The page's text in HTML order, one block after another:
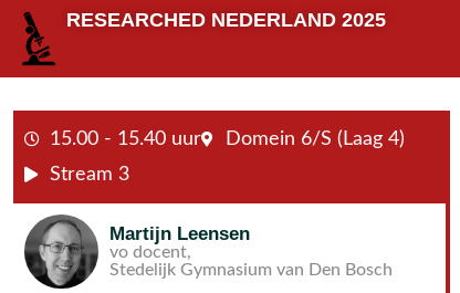
RESEARCHED NEDERLAND 2025
15.00 - 15.40 uur
Domein 6/S (Laag 4)
Stream 3
Martijn Leensen
vo docent,
Stedelijk Gymnasium van Den Bosch